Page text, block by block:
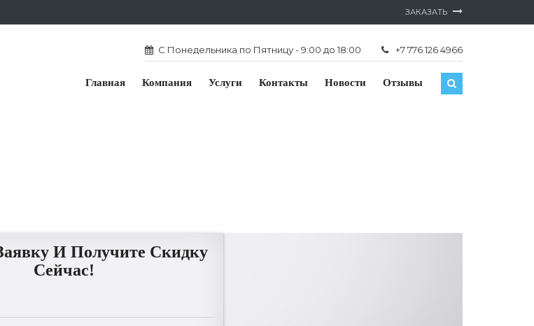
ЗАКАЗАТЬ
С Понедельника по Пятницу - 9:00 до 18:00 +7 776 126 4966
Главная Компания Услуги Контакты Новости Отзывы
И Получите Скидку
Сейчас!